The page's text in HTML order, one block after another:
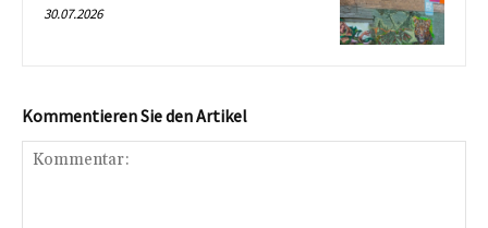
30.07.2026
Kommentieren Sie den Artikel